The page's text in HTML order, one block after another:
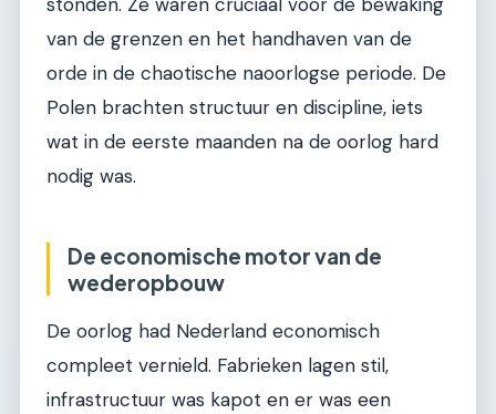
van de grenzen en het handhaven van de
orde in de chaotische naoorlogse periode. De
Polen brachten structuur en discipline, iets
wat in de eerste maanden na de oorlog hard
nodig was.
De economische motor van de
wederopbouw
De oorlog had Nederland economisch
compleet vernield. Fabrieken lagen stil,
infrastructuur was kapot en er was een